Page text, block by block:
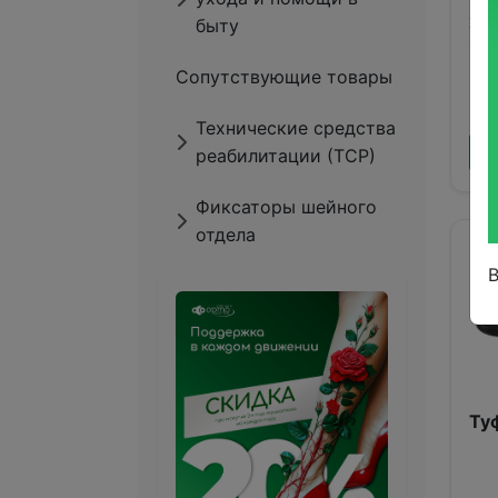
быту
Сопутствующие товары
Технические средства
реабилитации (ТСР)
Фиксаторы шейного
отдела